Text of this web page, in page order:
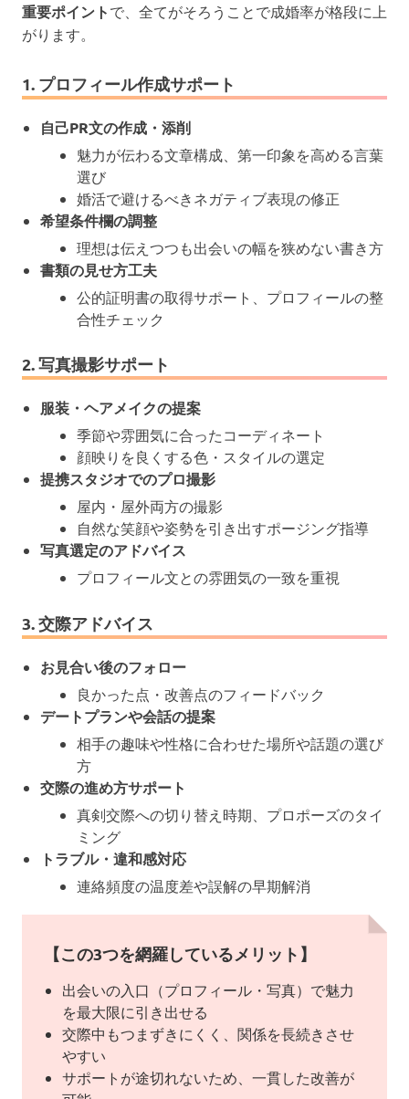
重要ポイント で、全てがそろうことで成婚率が格段に上
がります。
1. プロフィール作成サポート
自己PR文の作成・添削
魅力が伝わる文章構成、第一印象を高める言葉
選び
婚活で避けるべきネガティブ表現の修正
希望条件欄の調整
理想は伝えつつも出会いの幅を狭めない書き方
書類の見せ方工夫
公的証明書の取得サポート、プロフィールの整
合性チェック
2. 写真撮影サポート
服装・ヘアメイクの提案
季節や雰囲気に合ったコーディネート
顔映りを良くする色・スタイルの選定
提携スタジオでのプロ撮影
屋内・屋外両方の撮影
自然な笑顔や姿勢を引き出すポージング指導
写真選定のアドバイス
プロフィール文との雰囲気の一致を重視
3. 交際アドバイス
お見合い後のフォロー
良かった点・改善点のフィードバック
デートプランや会話の提案
相手の趣味や性格に合わせた場所や話題の選び
方
交際の進め方サポート
真剣交際への切り替え時期、プロポーズのタイ
ミング
トラブル・違和感対応
連絡頻度の温度差や誤解の早期解消
【この3つを網羅しているメリット】
出会いの入口（プロフィール・写真）で魅力
を最大限に引き出せる
交際中もつまずきにくく、関係を長続きさせ
やすい
サポートが途切れないため、一貫した改善が